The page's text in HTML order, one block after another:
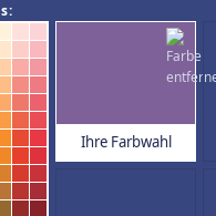
Ihre Farbwahl